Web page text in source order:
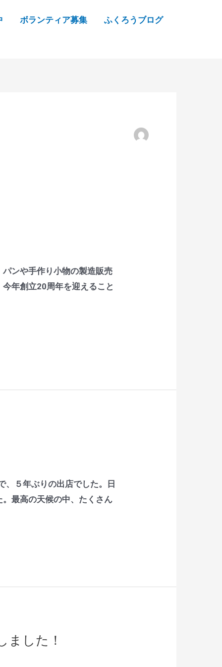
ボランティア募集 ふくろうブログ
ンや手作り小物の製造販売
年創立20周年を迎えること
５年ぶりの出店でした。日
最高の天候の中、たくさん
ました！